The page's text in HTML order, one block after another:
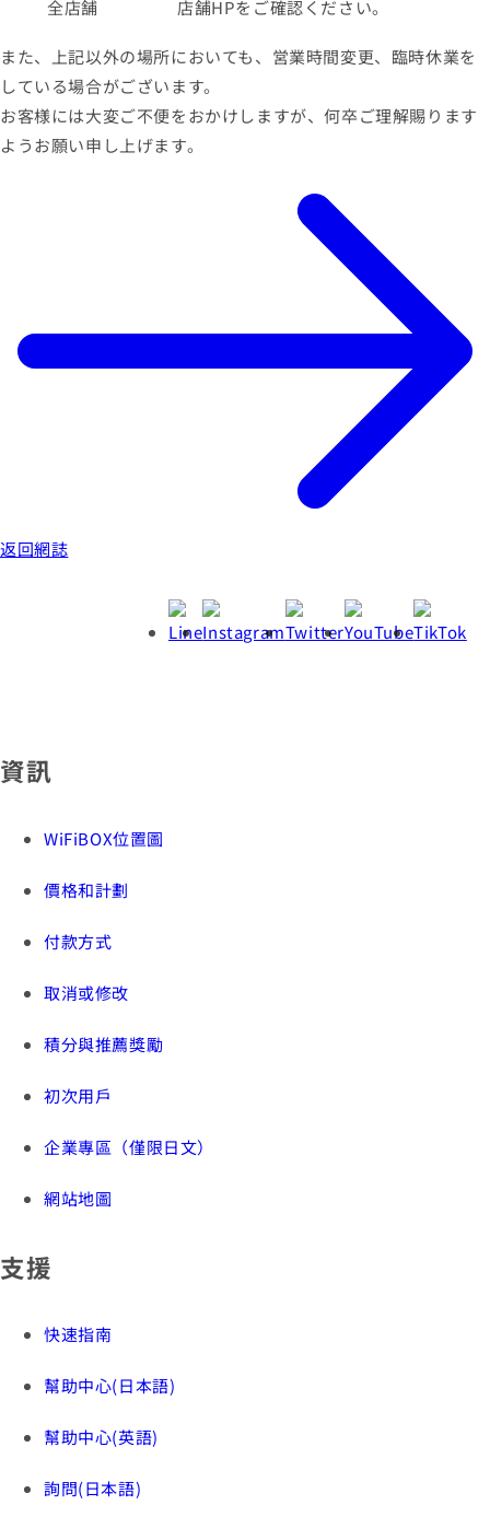
全店舗 店舗HPをご確認ください。
また、上記以外の場所においても、営業時間変更、臨時休業を
している場合がございます。
お客様には大変ご不便をおかけしますが、何卒ご理解賜ります
ようお願い申し上げます。
返回網誌
資訊
WiFiBOX位置圖
價格和計劃
付款方式
取消或修改
積分與推薦獎勵
初次用戶
企業專區（僅限日文）
網站地圖
支援
快速指南
幫助中心(日本語)
幫助中心(英語)
詢問(日本語)